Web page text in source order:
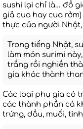
sushi lại chỉ là… đồ
giả cua hay cua
thực của người
Trong tiếng Nhật,
làm món surimi
trắng rồi nghiền
gia khác thành
Các loại phụ gia có
các thành phần cá
trứng, dầu, muối,